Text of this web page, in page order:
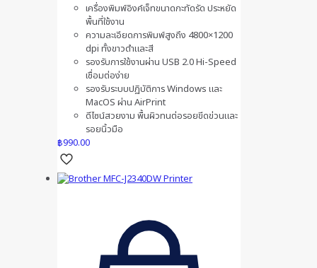
เครื่องพิมพ์อิงค์เจ็ทขนาดกะทัดรัด ประหยัด
พื้นที่ใช้งาน
ความละเอียดการพิมพ์สูงถึง 4800×1200
dpi ทั้งขาวดำและสี
รองรับการใช้งานผ่าน USB 2.0 Hi-Speed
เชื่อมต่อง่าย
รองรับระบบปฏิบัติการ Windows และ
MacOS ผ่าน AirPrint
ดีไซน์สวยงาม พื้นผิวทนต่อรอยขีดข่วนและ
รอยนิ้วมือ
฿990.00